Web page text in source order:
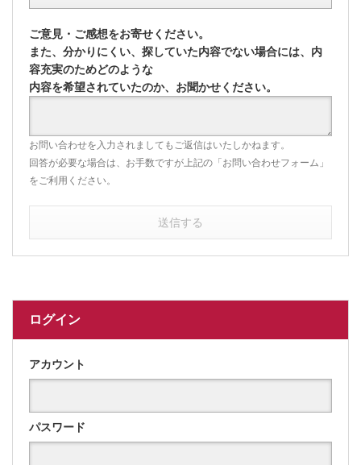
ご意見・ご感想をお寄せください。
また、分かりにくい、探していた内容でない場合には、内
容充実のためどのような
内容を希望されていたのか、お聞かせください。
お問い合わせを入力されましてもご返信はいたしかねます。
回答が必要な場合は、お手数ですが上記の「お問い合わせフォーム」
をご利用ください。
送信する
ログイン
アカウント
パスワード